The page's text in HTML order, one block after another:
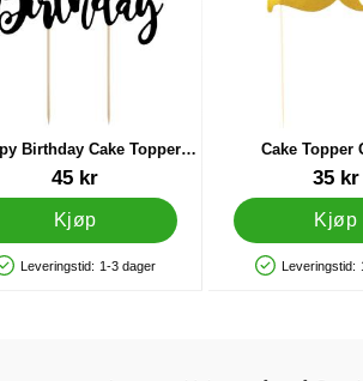
Birthday Cake Topper
Svart
33101
45 kr
Kjøp
På lager
Leveringstid: 1-3 dager
Cake Topper
Varenummer 38244
35 kr
Kjøp
Leveringstid: